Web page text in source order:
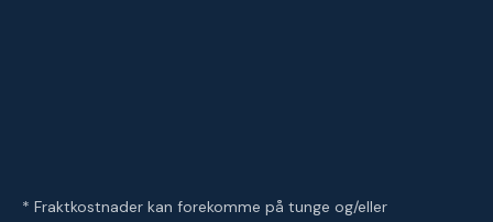
* Fraktkostnader kan forekomme på tunge og/eller